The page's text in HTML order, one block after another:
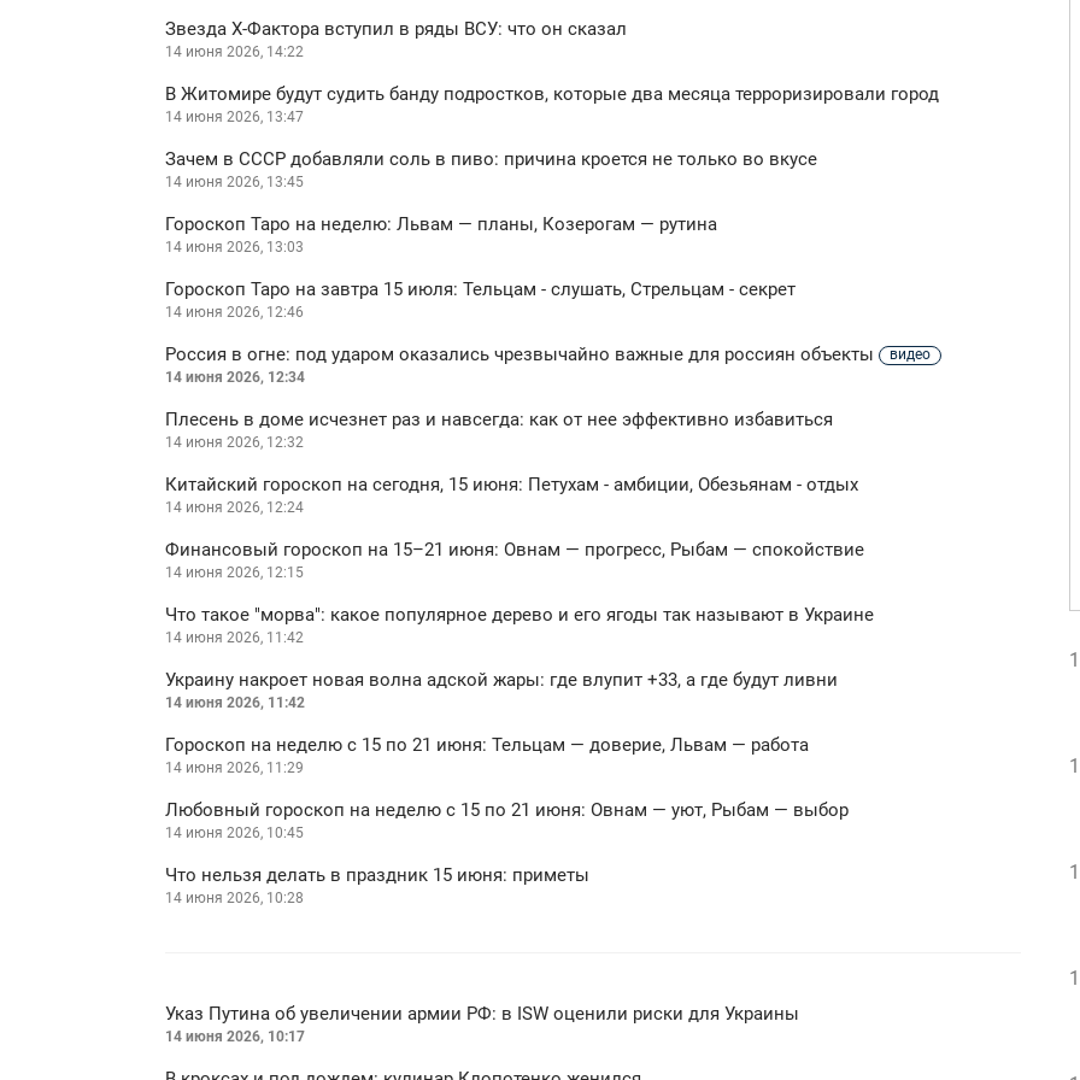
Звезда Х-Фактора вступил в ряды ВСУ: что он сказал
14 июня 2026, 14:22
В Житомире будут судить банду подростков, которые два месяца терроризировали город
14 июня 2026, 13:47
Зачем в СССР добавляли соль в пиво: причина кроется не только во вкусе
14 июня 2026, 13:45
Гороскоп Таро на неделю: Львам — планы, Козерогам — рутина
14 июня 2026, 13:03
Гороскоп Таро на завтра 15 июля: Тельцам - слушать, Стрельцам - секрет
14 июня 2026, 12:46
Россия в огне: под ударом оказались чрезвычайно важные для россиян объекты
видео
14 июня 2026, 12:34
Плесень в доме исчезнет раз и навсегда: как от нее эффективно избавиться
14 июня 2026, 12:32
Китайский гороскоп на сегодня, 15 июня: Петухам - амбиции, Обезьянам - отдых
14 июня 2026, 12:24
Финансовый гороскоп на 15–21 июня: Овнам — прогресс, Рыбам — спокойствие
14 июня 2026, 12:15
Что такое "морва": какое популярное дерево и его ягоды так называют в Украине
14 июня 2026, 11:42
Украину накроет новая волна адской жары: где влупит +33, а где будут ливни
14 июня 2026, 11:42
Гороскоп на неделю с 15 по 21 июня: Тельцам — доверие, Львам — работа
14 июня 2026, 11:29
Любовный гороскоп на неделю с 15 по 21 июня: Овнам — уют, Рыбам — выбор
14 июня 2026, 10:45
Что нельзя делать в праздник 15 июня: приметы
14 июня 2026, 10:28
Указ Путина об увеличении армии РФ: в ISW оценили риски для Украины
14 июня 2026, 10:17